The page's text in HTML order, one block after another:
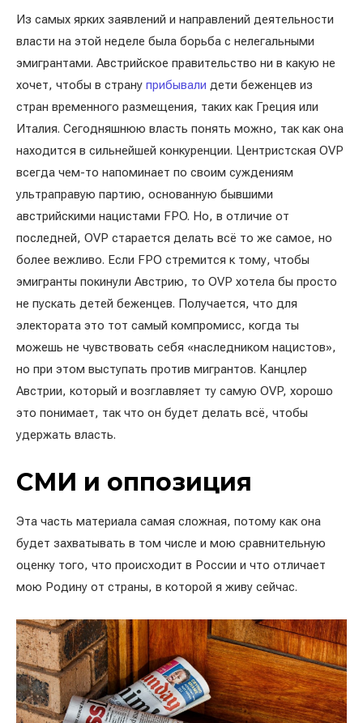
Из самых ярких заявлений и направлений деятельности
власти на этой неделе была борьба с нелегальными
эмигрантами. Австрийское правительство ни в какую не
хочет, чтобы в страну прибывали дети беженцев из
стран временного размещения, таких как Греция или
Италия. Сегодняшнюю власть понять можно, так как она
находится в сильнейшей конкуренции. Центристская OVP
всегда чем-то напоминает по своим суждениям
ультраправую партию, основанную бывшими
австрийскими нацистами FPO. Но, в отличие от
последней, OVP старается делать всё то же самое, но
более вежливо. Если FPO стремится к тому, чтобы
эмигранты покинули Австрию, то OVP хотела бы просто
не пускать детей беженцев. Получается, что для
электората это тот самый компромисс, когда ты
можешь не чувствовать себя «наследником нацистов»,
но при этом выступать против мигрантов. Канцлер
Австрии, который и возглавляет ту самую OVP, хорошо
это понимает, так что он будет делать всё, чтобы
удержать власть.
СМИ и оппозиция
Эта часть материала самая сложная, потому как она
будет захватывать в том числе и мою сравнительную
оценку того, что происходит в России и что отличает
мою Родину от страны, в которой я живу сейчас.